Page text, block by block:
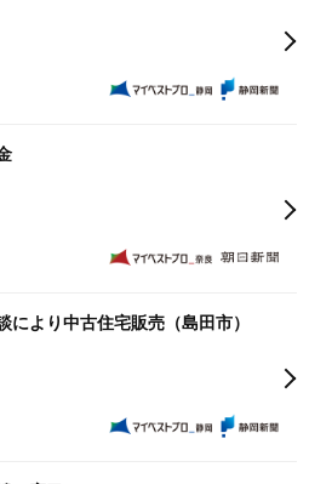
により中古住宅販売（島田市）